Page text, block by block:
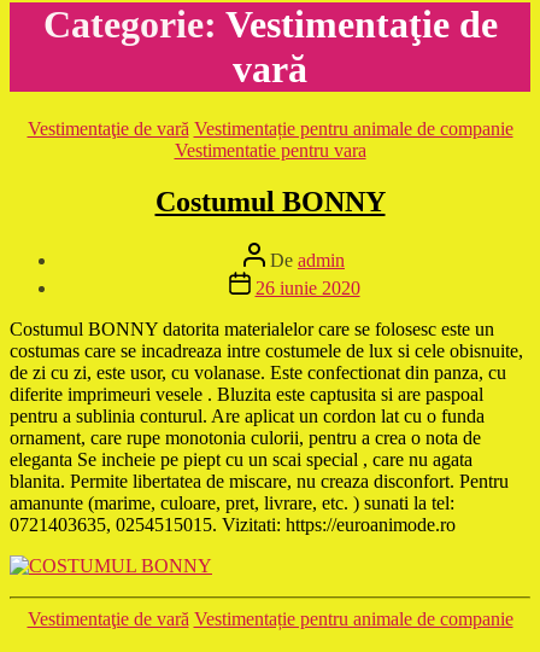
Categorie: Vestimentaţie de
vară
Categorii
Vestimentaţie de vară Vestimentație pentru animale de companie
Vestimentatie pentru vara
Costumul BONNY
Autor
articol
De admin
Dată
articol
26 iunie 2020
Costumul BONNY datorita materialelor care se folosesc este un
costumas care se incadreaza intre costumele de lux si cele obisnuite,
de zi cu zi, este usor, cu volanase. Este confectionat din panza, cu
diferite imprimeuri vesele . Bluzita este captusita si are paspoal
pentru a sublinia conturul. Are aplicat un cordon lat cu o funda
ornament, care rupe monotonia culorii, pentru a crea o nota de
eleganta Se incheie pe piept cu un scai special , care nu agata
blanita. Permite libertatea de miscare, nu creaza disconfort. Pentru
amanunte (marime, culoare, pret, livrare, etc. ) sunati la tel:
0721403635, 0254515015. Vizitati: https://euroanimode.ro
Categorii
Vestimentaţie de vară Vestimentație pentru animale de companie